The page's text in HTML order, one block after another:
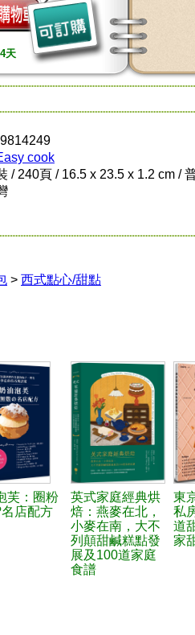
天
cook
/ 240頁 / 16.5 x 23.5 x 1.2 cm /
> 西式點心/甜點
芙：圈粉
店配方
英式家庭經典烘
焙：燕麥在北，
小麥在南，大不
列顛甜鹹糕點發
展及100道家庭
食譜
東
私
道
家